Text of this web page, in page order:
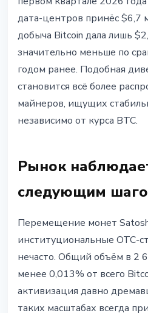
дата-центров принёс $6,7
добыча Bitcoin дала лишь
значительно меньше по
годом ранее. Подобная
становится всё более
майнеров, ищущих
независимо от курса BTC.
Рынок
следующим
Перемещение монет
институциональные OTC-
нечасто. Общий объём в 2
менее 0,013% от всего
активизация давно
таких масштабах всегда